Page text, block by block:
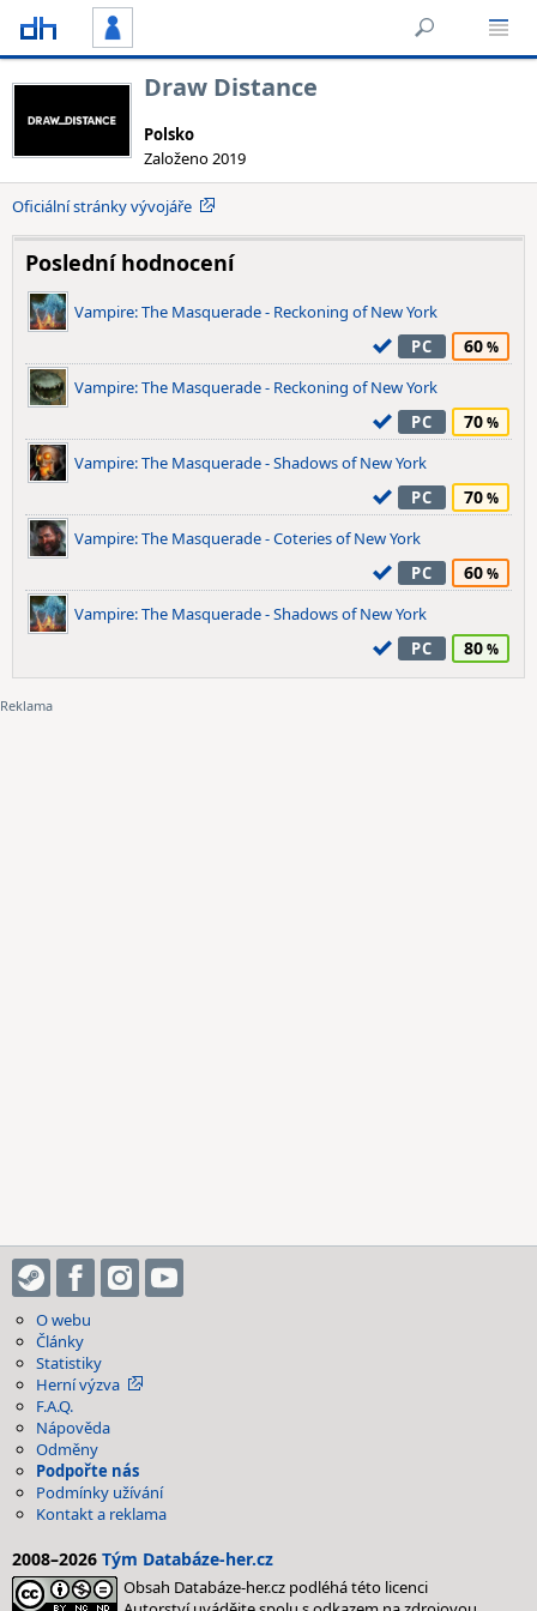
Draw Distance
Polsko
Založeno 2019
Oficiální stránky vývojáře
Poslední hodnocení
Vampire: The Masquerade - Reckoning of New York
PC
60
Vampire: The Masquerade - Reckoning of New York
PC
70
Vampire: The Masquerade - Shadows of New York
PC
70
Vampire: The Masquerade - Coteries of New York
PC
60
Vampire: The Masquerade - Shadows of New York
PC
80
O webu
Články
Statistiky
Herní výzva
F.A.Q.
Nápověda
Odměny
Podpořte nás
Podmínky užívání
Kontakt a reklama
2008–2026 Tým Databáze-her.cz
Obsah Databáze-her.cz podléhá této licenci